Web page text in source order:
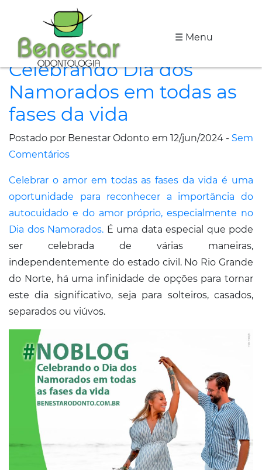
☰ Menu
A
Clínica
Especialidades
Depoimentos
Dicas
de
Saúde
Fale
Conosco
Celebrando Dia dos
Namorados em todas as
fases da vida
Postado por Benestar Odonto em 12/jun/2024 - Sem
Comentários
Celebrar o amor em todas as fases da vida é uma
oportunidade para reconhecer a importância do
autocuidado e do amor próprio, especialmente no
Dia dos Namorados. É uma data especial que pode
ser celebrada de várias maneiras,
independentemente do estado civil. No Rio Grande
do Norte, há uma infinidade de opções para tornar
este dia significativo, seja para solteiros, casados,
separados ou viúvos.